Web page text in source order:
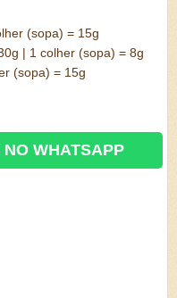
(sopa) = 15g
| 1 colher (sopa) = 8g
(sopa) = 15g
WHATSAPP